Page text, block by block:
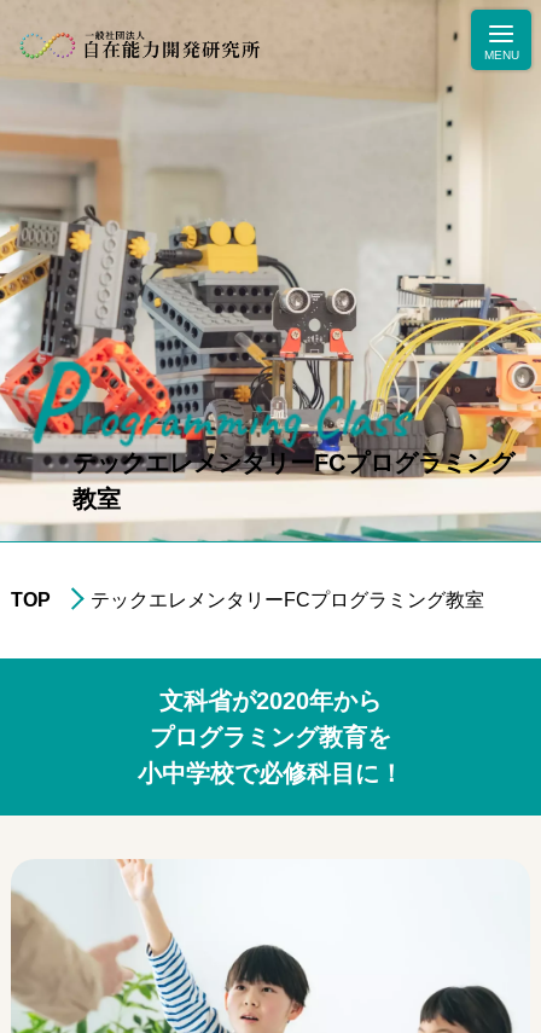
Programming Class
テックエレメンタリーFCプログラミング
教室
ニュース
学力・人間力向上のためのブログ
生徒・保護者の声
お問合せ・お申込み
非受験の小学生への 学習指導
小学3年生以上の中学受験指導
中学1～2年生の学習指導
中学3年生の高校受験指導
高校生の学習指導&
小～高校生への在宅型個別学習指導
大学生&社会人のための学習指導
TOP テックエレメンタリーFCプログラミング教室
文科省が2020年から
プログラミング教育を
小中学校で必修科目に！